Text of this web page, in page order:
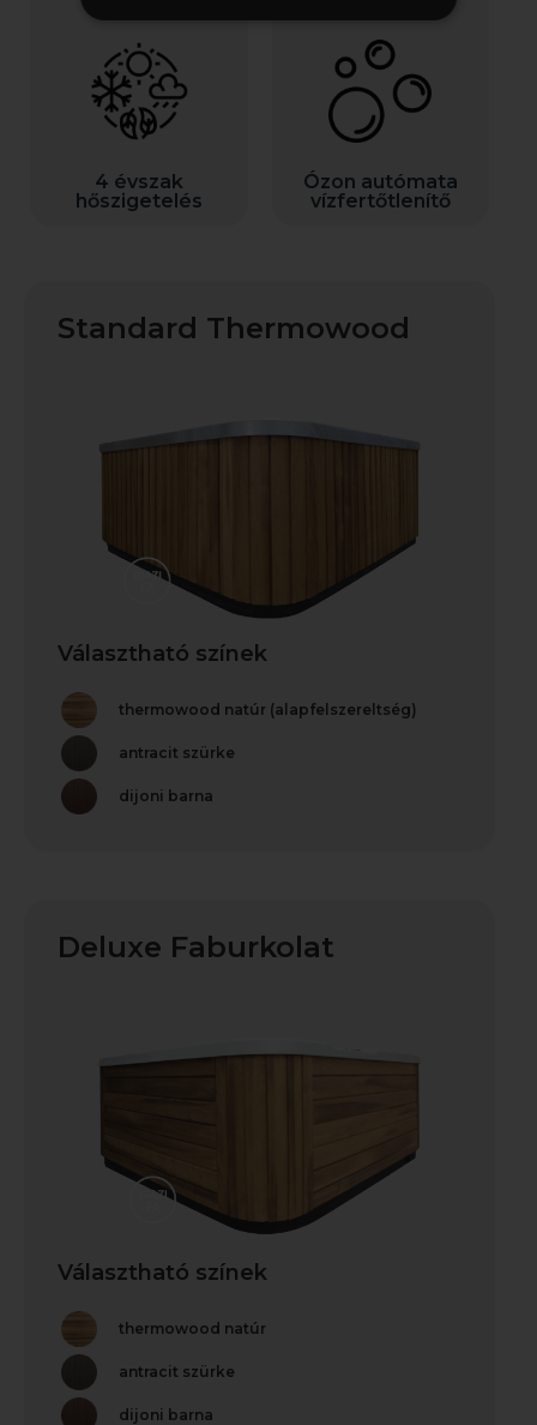
4 évszak
hőszigetelés
Hatékonyan
konzerválja a vízből
származó
hőenergiát...
Bővebben
Ózon autómata
vízfertőtlenítő
Környezetbarát és
PH semleges
fertőtlenítés
Bővebben
Standard Thermowood
Választható színek
thermowood natúr (alapfelszereltség)
antracit szürke
dijoni barna
Deluxe Faburkolat
Választható színek
thermowood natúr
antracit szürke
dijoni barna